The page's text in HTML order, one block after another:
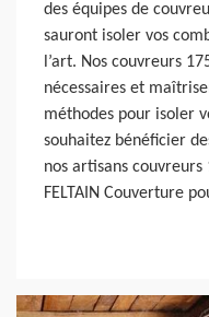
des équipes de
sauront isoler vos
l’art. Nos couvreurs
nécessaires et
méthodes pour isoler
souhaitez bénéficier
nos artisans
FELTAIN Couverture